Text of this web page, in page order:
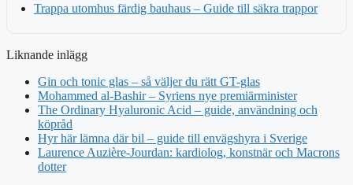
Trappa utomhus färdig bauhaus – Guide till säkra trappor
Liknande inlägg
Gin och tonic glas – så väljer du rätt GT-glas
Mohammed al-Bashir – Syriens nye premiärminister
The Ordinary Hyaluronic Acid – guide, användning och
köpråd
Hyr här lämna där bil – guide till envägshyra i Sverige
Laurence Auzière-Jourdan: kardiolog, konstnär och Macrons
dotter